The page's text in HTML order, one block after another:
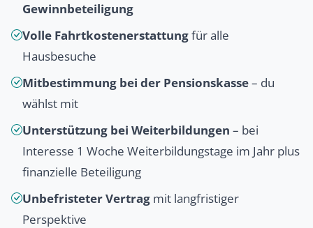
Gewinnbeteiligung
Volle Fahrtkostenerstattungfür alle
Hausbesuche
Mitbestimmung bei der Pensionskasse– du
wählst mit
Unterstützung bei Weiterbildungen – bei
Interesse 1 Woche Weiterbildungstage im Jahr plus
finanzielle Beteiligung
Unbefristeter Vertrag mit langfristiger
Perspektive